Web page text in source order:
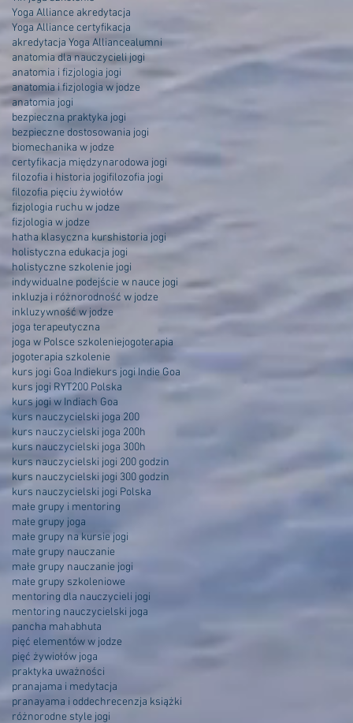
Yoga Alliance akredytacja
Yoga Alliance certyfikacja
akredytacja Yoga Alliancealumni
anatomia dla nauczycieli jogi
anatomia i fizjologia jogi
anatomia i fizjologia w jodze
anatomia jogi
bezpieczna praktyka jogi
bezpieczne dostosowania jogi
biomechanika w jodze
certyfikacja międzynarodowa jogi
filozofia i historia jogifilozofia jogi
filozofia pięciu żywiołów
fizjologia ruchu w jodze
fizjologia w jodze
hatha klasyczna kurshistoria jogi
holistyczna edukacja jogi
holistyczne szkolenie jogi
indywidualne podejście w nauce jogi
inkluzja i różnorodność w jodze
inkluzywność w jodze
joga terapeutyczna
joga w Polsce szkoleniejogoterapia
jogoterapia szkolenie
kurs jogi Goa Indiekurs jogi Indie Goa
kurs jogi RYT200 Polska
kurs jogi w Indiach Goa
kurs nauczycielski joga 200
kurs nauczycielski joga 200h
kurs nauczycielski joga 300h
kurs nauczycielski jogi 200 godzin
kurs nauczycielski jogi 300 godzin
kurs nauczycielski jogi Polska
małe grupy i mentoring
małe grupy joga
małe grupy na kursie jogi
małe grupy nauczanie
małe grupy nauczanie jogi
małe grupy szkoleniowe
mentoring dla nauczycieli jogi
mentoring nauczycielski joga
pancha mahabhuta
pięć elementów w jodze
pięć żywiołów joga
praktyka uważności
pranajama i medytacja
pranayama i oddechrecenzja książki
różnorodne style jogi